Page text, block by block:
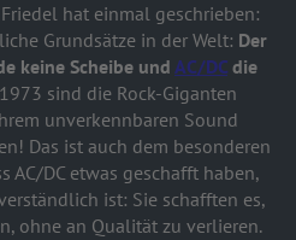
hat einmal geschrieben:
Grundsätze in der Welt: Der
keine Scheibe und AC/DC die
sind die Rock-Giganten
unverkennbaren Sound
Das ist auch dem besonderen
AC/DC etwas geschafft haben,
ist: Sie schafften es,
ohne an Qualität zu verlieren.